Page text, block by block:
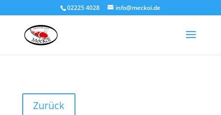
02225 4028 info@meckoi.de
Zurück